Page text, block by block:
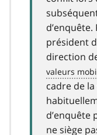
président
direction
cadre de
d’enquête
ne siège